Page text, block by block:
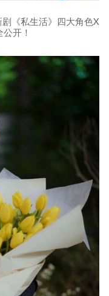
《私生活》四大角色X
开！